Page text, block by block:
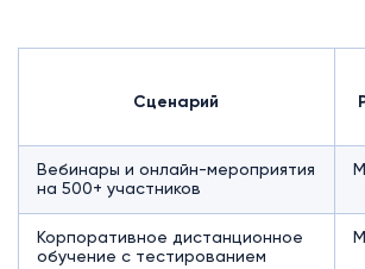
Сценарий
Вебинары и онлайн-мероприятия
на 500+ участников
Корпоративное дистанционное
обучение с тестированием